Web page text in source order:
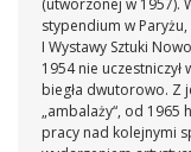
stypendium w
I Wystawy Sztuki
1954 nie
biegła dwutorowo. Z
„ambalaży“, od 1965
pracy nad kolejnymi